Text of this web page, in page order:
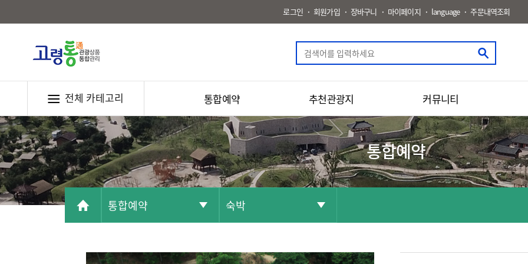
로그인 회원가입 장바구니 마이페이지 language 주문내역조회
전체 카테고리 통합예약 추천관광지 커뮤니티
통합예약
통합예약 숙박